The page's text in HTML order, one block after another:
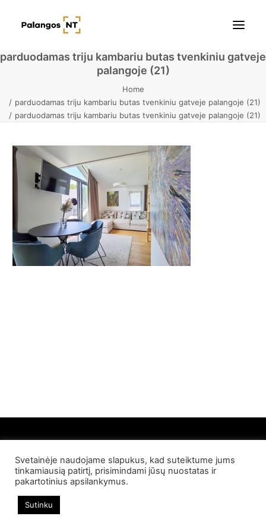
Butai
Žemės sklypai
Kontaktai
parduodamas triju kambariu butas tvenkiniu gatveje
palangoje (21)
Home
parduodamas triju kambariu butas tvenkiniu gatveje palangoje (21)
parduodamas triju kambariu butas tvenkiniu gatveje palangoje (21)
© 2022 Palangos NT. Visos teisės saugomos
Svetainėje naudojame slapukus, kad suteiktume jums
tinkamiausią patirtį, prisimindami jūsų nuostatas ir
pakartotinius apsilankymus.
Sutinku